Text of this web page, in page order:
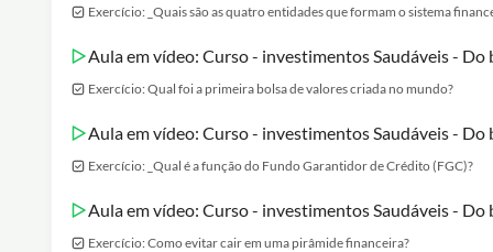
Exercício: _Quais são as quatro entidades que formam o sistema
Aula em vídeo: Curso - investimentos Saudáveis - Do
Exercício: Qual foi a primeira bolsa de valores criada no mundo?
Aula em vídeo: Curso - investimentos Saudáveis - Do
Exercício: _Qual é a função do Fundo Garantidor de Crédito (FGC)?
Aula em vídeo: Curso - investimentos Saudáveis - Do
Exercício: Como evitar cair em uma pirâmide financeira?